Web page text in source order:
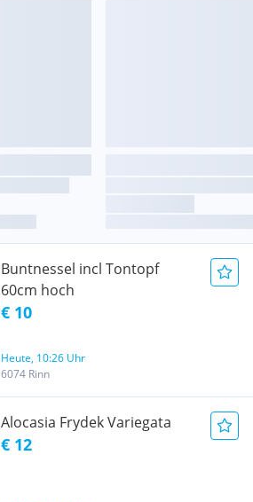
Buntnessel incl Tontopf
60cm hoch
€ 10
Heute, 10:26 Uhr
6074 Rinn
Alocasia Frydek Variegata
€ 12